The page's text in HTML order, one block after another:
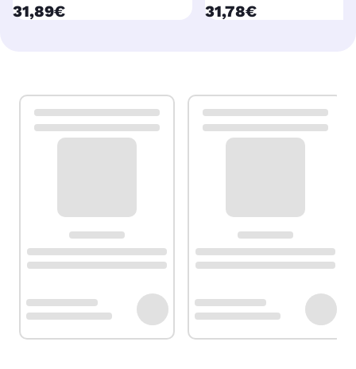
currentPrice
31,89€ currentPrice
31,78€